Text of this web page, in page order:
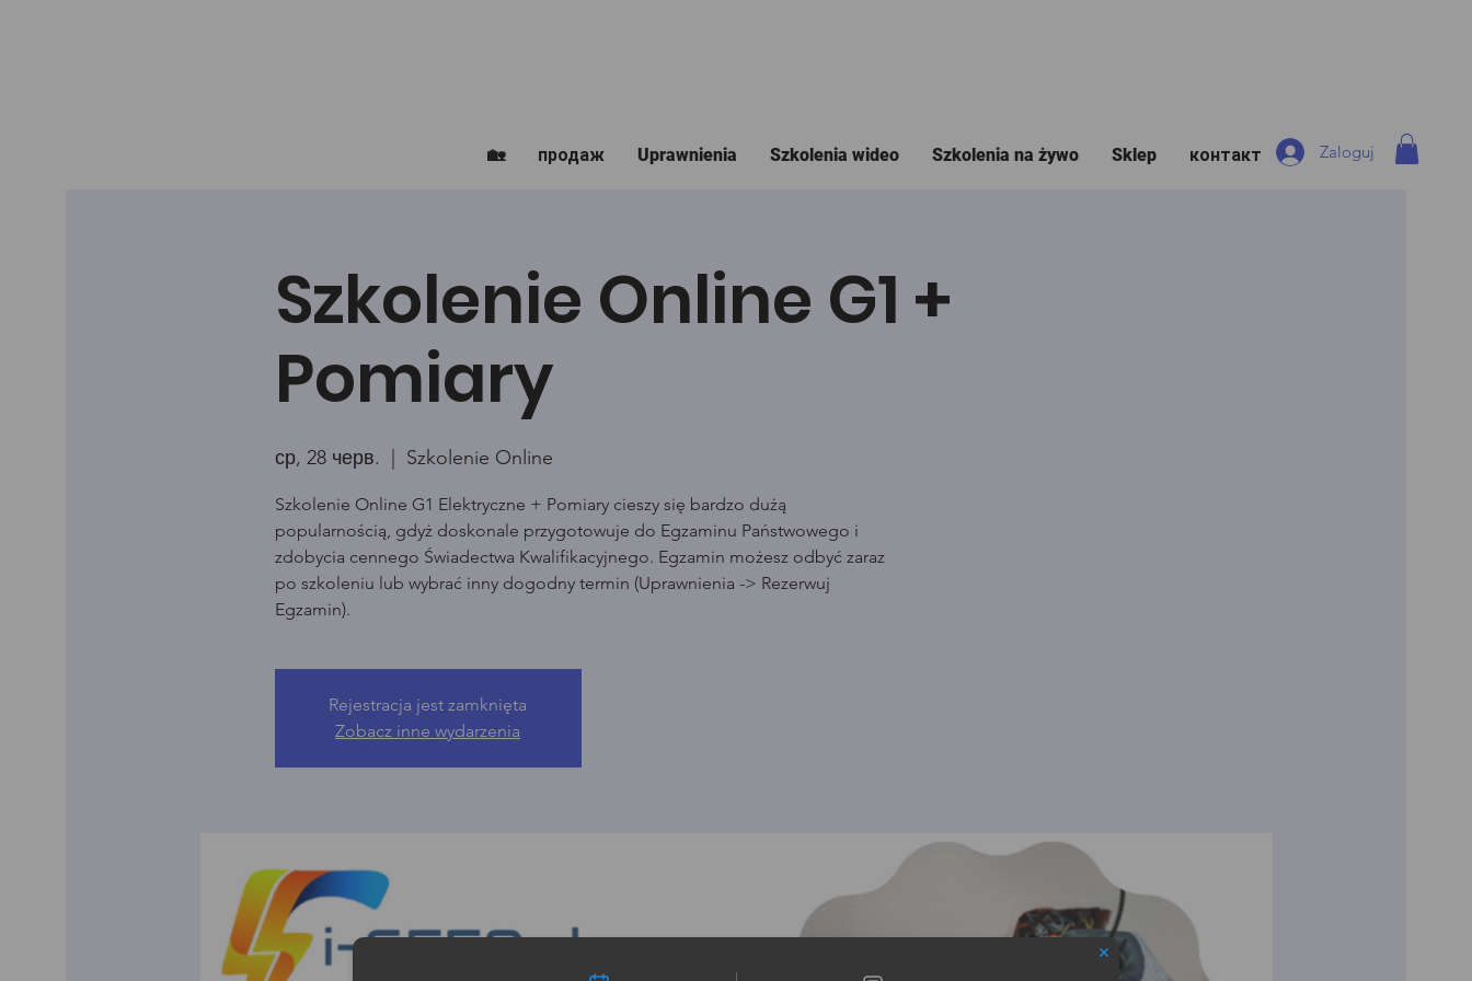
🏡 продаж Uprawnienia Szkolenia wideo Szkolenia na żywo Sklep контакт Zaloguj
Szkolenie Online G1 +
Pomiary
ср, 28 черв.
  |
Szkolenie Online
Szkolenie Online G1 Elektryczne + Pomiary cieszy się bardzo dużą
popularnością, gdyż doskonale przygotowuje do Egzaminu Państwowego i
zdobycia cennego Świadectwa Kwalifikacyjnego. Egzamin możesz odbyć zaraz
po szkoleniu lub wybrać inny dogodny termin (Uprawnienia -> Rezerwuj
Egzamin).
Rejestracja jest zamknięta
Zobacz inne wydarzenia
Możliwości kontaktu